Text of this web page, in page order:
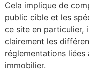
Cela implique de
public cible et les
ce site en particulier,
clairement les
réglementations
immobilier.